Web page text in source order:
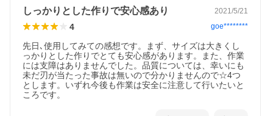
しっかりとした作りで安心感あり 2021/5/21
4 goe********
先日､使用してみての感想です。まず、サイズは大きくし
っかりとした作りでとても安心感があります。また、作業
には支障はありませんでした。品質については、幸いにも
未だ刃が当たった事故は無いので分かりませんので☆4つ
とします。いずれ今後も作業は安全に注意して行いたいと
ころです。